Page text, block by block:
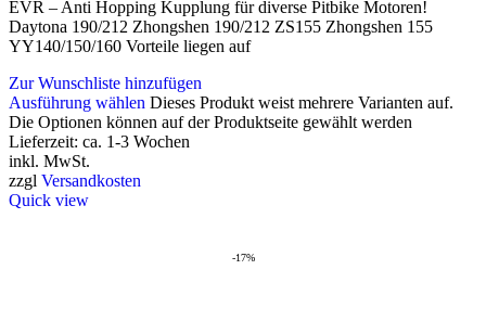
EVR – Anti Hopping Kupplung für diverse Pitbike Motoren!
Daytona 190/212 Zhongshen 190/212 ZS155 Zhongshen 155
YY140/150/160 Vorteile liegen auf
Zur Wunschliste hinzufügen
Ausführung wählen Dieses Produkt weist mehrere Varianten auf.
Die Optionen können auf der Produktseite gewählt werden
Lieferzeit: ca. 1-3 Wochen
inkl. MwSt.
zzgl Versandkosten
Quick view
-17%